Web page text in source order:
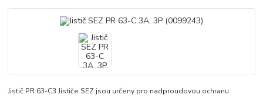
Jistič PR 63-C3 Jističe SEZ jsou určeny pro nadproudovou ochranu